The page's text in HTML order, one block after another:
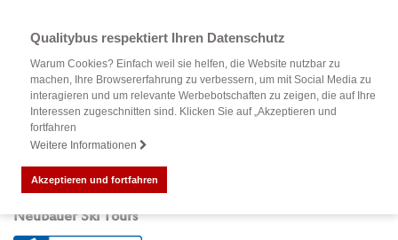
Qualitybus respektiert Ihren Datenschutz
Warum Cookies? Einfach weil sie helfen, die Website nutzbar zu
machen, Ihre Browsererfahrung zu verbessern, um mit Social Media zu
interagieren und um relevante Werbebotschaften zu zeigen, die auf Ihre
Interessen zugeschnitten sind. Klicken Sie auf „Akzeptieren und
fortfahren
Weitere Informationen
Akzeptieren und fortfahren
Neubauer Ski Tours